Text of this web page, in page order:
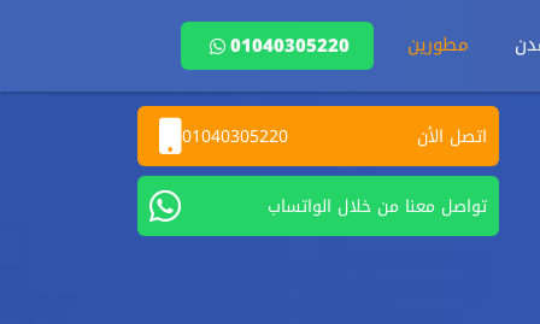
مطورين 01040305220
اتصل الأن 01040305220
تواصل معنا من خلال الواتساب